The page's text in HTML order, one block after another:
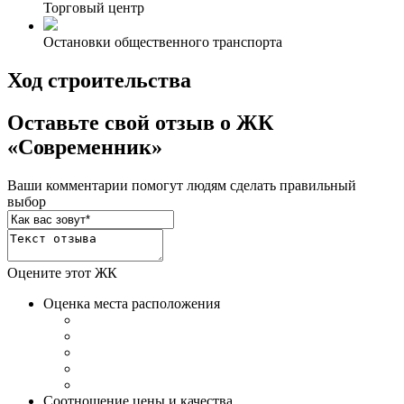
Торговый центр
Остановки общественного транспорта
Ход строительства
Оставьте свой отзыв о ЖК
«Современник»
Ваши комментарии помогут людям сделать правильный
выбор
Оцените этот ЖК
Оценка места расположения
Соотношение цены и качества